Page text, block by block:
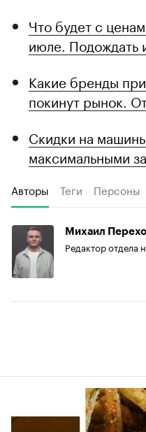
Что будет с
июле. Подождать
Какие бренды
покинут рынок.
Скидки на
максимальными
Авторы Теги Персоны
Михаил
Редактор отдела